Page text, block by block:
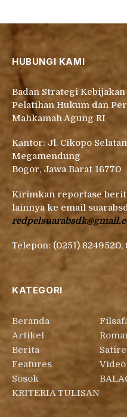
HUBUNGI KAMI
Badan Strategi
Pelatihan Hukum dan
Mahkamah Agung RI
Kantor: Jl. Cikopo
Megamendung
Bogor, Jawa Barat 16770
Kirimkan reportase
lainnya ke email
Telepon: (0251) 8249520,
KATEGORI
Beranda
Artikel
Berita
Features
Sosok
KRITERIA TULISAN
Satire
Video